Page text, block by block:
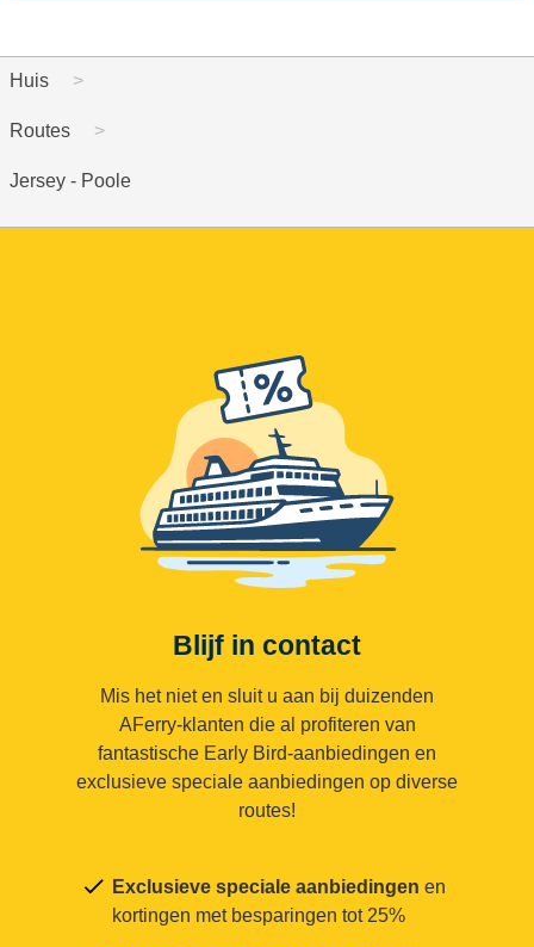
Huis
Routes
Jersey - Poole
Blijf in contact
Mis het niet en sluit u aan bij duizenden
AFerry-klanten die al profiteren van
fantastische Early Bird-aanbiedingen en
exclusieve speciale aanbiedingen op diverse
routes!
Exclusieve speciale aanbiedingen en
kortingen met besparingen tot 25%